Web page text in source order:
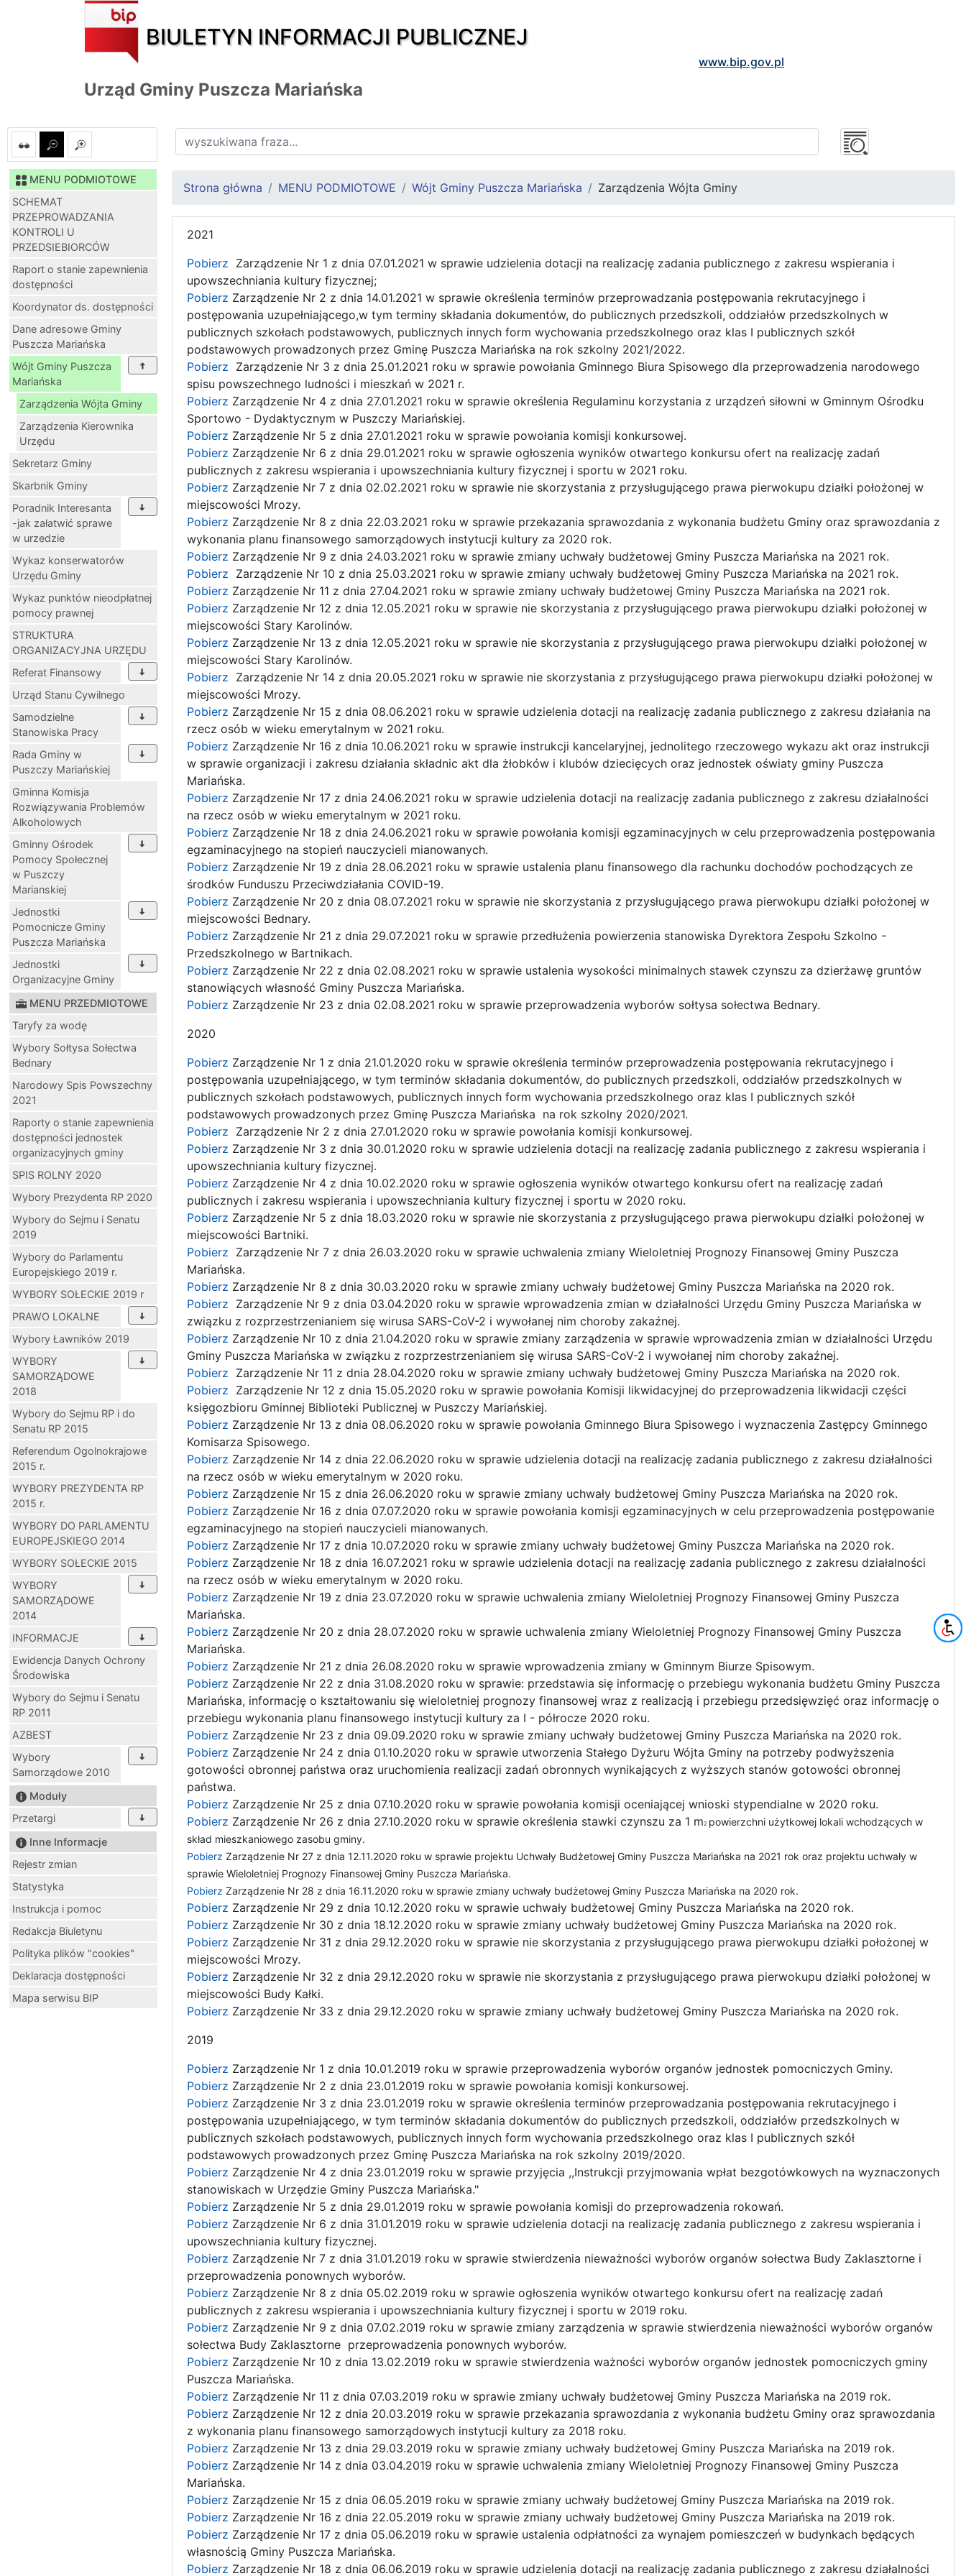
BIULETYN INFORMACJI PUBLICZNEJ
www.bip.gov.pl
Urząd Gminy Puszcza Mariańska
MENU PODMIOTOWE
SCHEMAT
PRZEPROWADZANIA
KONTROLI U
PRZEDSIEBIORCÓW
Raport o stanie zapewnienia
dostępności
Koordynator ds. dostępności
Dane adresowe Gminy
Puszcza Mariańska
Wójt Gminy Puszcza
Mariańska
Zarządzenia Wójta Gminy
Zarządzenia Kierownika
Urzędu
Sekretarz Gminy
Skarbnik Gminy
Poradnik Interesanta
-jak załatwić sprawe
w urzedzie
Wykaz konserwatorów
Urzędu Gminy
Wykaz punktów nieodpłatnej
pomocy prawnej
STRUKTURA
ORGANIZACYJNA URZĘDU
Referat Finansowy
Urząd Stanu Cywilnego
Samodzielne
Stanowiska Pracy
Rada Gminy w
Puszczy Mariańskiej
Gminna Komisja
Rozwiązywania Problemów
Alkoholowych
Gminny Ośrodek
Pomocy Społecznej
w Puszczy
Marianskiej
Jednostki
Pomocnicze Gminy
Puszcza Mariańska
Jednostki
Organizacyjne Gminy
MENU PRZEDMIOTOWE
Taryfy za wodę
Wybory Sołtysa Sołectwa
Bednary
Narodowy Spis Powszechny
2021
Raporty o stanie zapewnienia
dostępności jednostek
organizacyjnych gminy
SPIS ROLNY 2020
Wybory Prezydenta RP 2020
Wybory do Sejmu i Senatu
2019
Wybory do Parlamentu
Europejskiego 2019 r.
WYBORY SOŁECKIE 2019 r
PRAWO LOKALNE
Wybory Ławników 2019
WYBORY
SAMORZĄDOWE
2018
Wybory do Sejmu RP i do
Senatu RP 2015
Referendum Ogolnokrajowe
2015 r.
WYBORY PREZYDENTA RP
2015 r.
WYBORY DO PARLAMENTU
EUROPEJSKIEGO 2014
WYBORY SOŁECKIE 2015
WYBORY
SAMORZĄDOWE
2014
INFORMACJE
Ewidencja Danych Ochrony
Środowiska
Wybory do Sejmu i Senatu
RP 2011
AZBEST
Wybory
Samorządowe 2010
Moduły
Przetargi
Inne Informacje
Rejestr zmian
Statystyka
Instrukcja i pomoc
Redakcja Biuletynu
Polityka plików "cookies"
Deklaracja dostępności
Mapa serwisu BIP
Strona główna MENU PODMIOTOWE Wójt Gminy Puszcza Mariańska Zarządzenia Wójta Gminy
2021
Pobierz Zarządzenie Nr 1 z dnia 07.01.2021 w sprawie udzielenia dotacji na realizację zadania publicznego z zakresu wspierania i
upowszechniania kultury fizycznej;
Pobierz Zarządzenie Nr 2 z dnia 14.01.2021 w sprawie określenia terminów przeprowadzania postępowania rekrutacyjnego i
postępowania uzupełniającego,w tym terminy składania dokumentów, do publicznych przedszkoli, oddziałów przedszkolnych w
publicznych szkołach podstawowych, publicznych innych form wychowania przedszkolnego oraz klas I publicznych szkół
podstawowych prowadzonych przez Gminę Puszcza Mariańska na rok szkolny 2021/2022.
Pobierz Zarządzenie Nr 3 z dnia 25.01.2021 roku w sprawie powołania Gminnego Biura Spisowego dla przeprowadzenia narodowego
spisu powszechnego ludności i mieszkań w 2021 r.
Pobierz Zarządzenie Nr 4 z dnia 27.01.2021 roku w sprawie określenia Regulaminu korzystania z urządzeń siłowni w Gminnym Ośrodku
Sportowo - Dydaktycznym w Puszczy Mariańskiej.
Pobierz Zarządzenie Nr 5 z dnia 27.01.2021 roku w sprawie powołania komisji konkursowej.
Pobierz Zarządzenie Nr 6 z dnia 29.01.2021 roku w sprawie ogłoszenia wyników otwartego konkursu ofert na realizację zadań
publicznych z zakresu wspierania i upowszechniania kultury fizycznej i sportu w 2021 roku.
Pobierz Zarządzenie Nr 7 z dnia 02.02.2021 roku w sprawie nie skorzystania z przysługującego prawa pierwokupu działki położonej w
miejscowości Mrozy.
Pobierz Zarządzenie Nr 8 z dnia 22.03.2021 roku w sprawie przekazania sprawozdania z wykonania budżetu Gminy oraz sprawozdania z
wykonania planu finansowego samorządowych instytucji kultury za 2020 rok.
Pobierz Zarządzenie Nr 9 z dnia 24.03.2021 roku w sprawie zmiany uchwały budżetowej Gminy Puszcza Mariańska na 2021 rok.
Pobierz Zarządzenie Nr 10 z dnia 25.03.2021 roku w sprawie zmiany uchwały budżetowej Gminy Puszcza Mariańska na 2021 rok.
Pobierz Zarządzenie Nr 11 z dnia 27.04.2021 roku w sprawie zmiany uchwały budżetowej Gminy Puszcza Mariańska na 2021 rok.
Pobierz Zarządzenie Nr 12 z dnia 12.05.2021 roku w sprawie nie skorzystania z przysługującego prawa pierwokupu działki położonej w
miejscowości Stary Karolinów.
Pobierz Zarządzenie Nr 13 z dnia 12.05.2021 roku w sprawie nie skorzystania z przysługującego prawa pierwokupu działki położonej w
miejscowości Stary Karolinów.
Pobierz Zarządzenie Nr 14 z dnia 20.05.2021 roku w sprawie nie skorzystania z przysługującego prawa pierwokupu działki położonej w
miejscowości Mrozy.
Pobierz Zarządzenie Nr 15 z dnia 08.06.2021 roku w sprawie udzielenia dotacji na realizację zadania publicznego z zakresu działania na
rzecz osób w wieku emerytalnym w 2021 roku.
Pobierz Zarządzenie Nr 16 z dnia 10.06.2021 roku w sprawie instrukcji kancelaryjnej, jednolitego rzeczowego wykazu akt oraz instrukcji
w sprawie organizacji i zakresu działania składnic akt dla żłobków i klubów dziecięcych oraz jednostek oświaty gminy Puszcza
Mariańska.
Pobierz Zarządzenie Nr 17 z dnia 24.06.2021 roku w sprawie udzielenia dotacji na realizację zadania publicznego z zakresu działalności
na rzecz osób w wieku emerytalnym w 2021 roku.
Pobierz Zarządzenie Nr 18 z dnia 24.06.2021 roku w sprawie powołania komisji egzaminacyjnych w celu przeprowadzenia postępowania
egzaminacyjnego na stopień nauczycieli mianowanych.
Pobierz Zarządzenie Nr 19 z dnia 28.06.2021 roku w sprawie ustalenia planu finansowego dla rachunku dochodów pochodzących ze
środków Funduszu Przeciwdziałania COVID-19.
Pobierz Zarządzenie Nr 20 z dnia 08.07.2021 roku w sprawie nie skorzystania z przysługującego prawa pierwokupu działki położonej w
miejscowości Bednary.
Pobierz Zarządzenie Nr 21 z dnia 29.07.2021 roku w sprawie przedłużenia powierzenia stanowiska Dyrektora Zespołu Szkolno -
Przedszkolnego w Bartnikach.
Pobierz Zarządzenie Nr 22 z dnia 02.08.2021 roku w sprawie ustalenia wysokości minimalnych stawek czynszu za dzierżawę gruntów
stanowiących własność Gminy Puszcza Mariańska.
Pobierz Zarządzenie Nr 23 z dnia 02.08.2021 roku w sprawie przeprowadzenia wyborów sołtysa sołectwa Bednary.
2020
Pobierz Zarządzenie Nr 1 z dnia 21.01.2020 roku w sprawie określenia terminów przeprowadzenia postępowania rekrutacyjnego i
postępowania uzupełniającego, w tym terminów składania dokumentów, do publicznych przedszkoli, oddziałów przedszkolnych w
publicznych szkołach podstawowych, publicznych innych form wychowania przedszkolnego oraz klas I publicznych szkół
podstawowych prowadzonych przez Gminę Puszcza Mariańska na rok szkolny 2020/2021.
Pobierz Zarządzenie Nr 2 z dnia 27.01.2020 roku w sprawie powołania komisji konkursowej.
Pobierz Zarządzenie Nr 3 z dnia 30.01.2020 roku w sprawie udzielenia dotacji na realizację zadania publicznego z zakresu wspierania i
upowszechniania kultury fizycznej.
Pobierz Zarządzenie Nr 4 z dnia 10.02.2020 roku w sprawie ogłoszenia wyników otwartego konkursu ofert na realizację zadań
publicznych i zakresu wspierania i upowszechniania kultury fizycznej i sportu w 2020 roku.
Pobierz Zarządzenie Nr 5 z dnia 18.03.2020 roku w sprawie nie skorzystania z przysługującego prawa pierwokupu działki położonej w
miejscowości Bartniki.
Pobierz Zarządzenie Nr 7 z dnia 26.03.2020 roku w sprawie uchwalenia zmiany Wieloletniej Prognozy Finansowej Gminy Puszcza
Mariańska.
Pobierz Zarządzenie Nr 8 z dnia 30.03.2020 roku w sprawie zmiany uchwały budżetowej Gminy Puszcza Mariańska na 2020 rok.
Pobierz Zarządzenie Nr 9 z dnia 03.04.2020 roku w sprawie wprowadzenia zmian w działalności Urzędu Gminy Puszcza Mariańska w
związku z rozprzestrzenianiem się wirusa SARS-CoV-2 i wywołanej nim choroby zakaźnej.
Pobierz Zarządzenie Nr 10 z dnia 21.04.2020 roku w sprawie zmiany zarządzenia w sprawie wprowadzenia zmian w działalności Urzędu
Gminy Puszcza Mariańska w związku z rozprzestrzenianiem się wirusa SARS-CoV-2 i wywołanej nim choroby zakaźnej.
Pobierz Zarządzenie Nr 11 z dnia 28.04.2020 roku w sprawie zmiany uchwały budżetowej Gminy Puszcza Mariańska na 2020 rok.
Pobierz Zarządzenie Nr 12 z dnia 15.05.2020 roku w sprawie powołania Komisji likwidacyjnej do przeprowadzenia likwidacji części
księgozbioru Gminnej Biblioteki Publicznej w Puszczy Mariańskiej.
Pobierz Zarządzenie Nr 13 z dnia 08.06.2020 roku w sprawie powołania Gminnego Biura Spisowego i wyznaczenia Zastępcy Gminnego
Komisarza Spisowego.
Pobierz Zarządzenie Nr 14 z dnia 22.06.2020 roku w sprawie udzielenia dotacji na realizację zadania publicznego z zakresu działalności
na rzecz osób w wieku emerytalnym w 2020 roku.
Pobierz Zarządzenie Nr 15 z dnia 26.06.2020 roku w sprawie zmiany uchwały budżetowej Gminy Puszcza Mariańska na 2020 rok.
Pobierz Zarządzenie Nr 16 z dnia 07.07.2020 roku w sprawie powołania komisji egzaminacyjnych w celu przeprowadzenia postępowanie
egzaminacyjnego na stopień nauczycieli mianowanych.
Pobierz Zarządzenie Nr 17 z dnia 10.07.2020 roku w sprawie zmiany uchwały budżetowej Gminy Puszcza Mariańska na 2020 rok.
Pobierz Zarządzenie Nr 18 z dnia 16.07.2021 roku w sprawie udzielenia dotacji na realizację zadania publicznego z zakresu działalności
na rzecz osób w wieku emerytalnym w 2020 roku.
Pobierz Zarządzenie Nr 19 z dnia 23.07.2020 roku w sprawie uchwalenia zmiany Wieloletniej Prognozy Finansowej Gminy Puszcza
Mariańska.
Pobierz Zarządzenie Nr 20 z dnia 28.07.2020 roku w sprawie uchwalenia zmiany Wieloletniej Prognozy Finansowej Gminy Puszcza
Mariańska.
Pobierz Zarządzenie Nr 21 z dnia 26.08.2020 roku w sprawie wprowadzenia zmiany w Gminnym Biurze Spisowym.
Pobierz Zarządzenie Nr 22 z dnia 31.08.2020 roku w sprawie: przedstawia się informację o przebiegu wykonania budżetu Gminy Puszcza
Mariańska, informację o kształtowaniu się wieloletniej prognozy finansowej wraz z realizacją i przebiegu przedsięwzięć oraz informację o
przebiegu wykonania planu finansowego instytucji kultury za I - półrocze 2020 roku.
Pobierz Zarządzenie Nr 23 z dnia 09.09.2020 roku w sprawie zmiany uchwały budżetowej Gminy Puszcza Mariańska na 2020 rok.
Pobierz Zarządzenie Nr 24 z dnia 01.10.2020 roku w sprawie utworzenia Stałego Dyżuru Wójta Gminy na potrzeby podwyższenia
gotowości obronnej państwa oraz uruchomienia realizacji zadań obronnych wynikających z wyższych stanów gotowości obronnej
państwa.
Pobierz Zarządzenie Nr 25 z dnia 07.10.2020 roku w sprawie powołania komisji oceniającej wnioski stypendialne w 2020 roku.
Pobierz Zarządzenie Nr 26 z dnia 27.10.2020 roku w sprawie określenia stawki czynszu za 1 m2 powierzchni użytkowej lokali wchodzących w
skład mieszkaniowego zasobu gminy.
Pobierz Zarządzenie Nr 27 z dnia 12.11.2020 roku w sprawie projektu Uchwały Budżetowej Gminy Puszcza Mariańska na 2021 rok oraz projektu uchwały w
sprawie Wieloletniej Prognozy Finansowej Gminy Puszcza Mariańska.
Pobierz Zarządzenie Nr 28 z dnia 16.11.2020 roku w sprawie zmiany uchwały budżetowej Gminy Puszcza Mariańska na 2020 rok.
Pobierz Zarządzenie Nr 29 z dnia 10.12.2020 roku w sprawie uchwały budżetowej Gminy Puszcza Mariańska na 2020 rok.
Pobierz Zarządzenie Nr 30 z dnia 18.12.2020 roku w sprawie zmiany uchwały budżetowej Gminy Puszcza Mariańska na 2020 rok.
Pobierz Zarządzenie Nr 31 z dnia 29.12.2020 roku w sprawie nie skorzystania z przysługującego prawa pierwokupu działki położonej w
miejscowości Mrozy.
Pobierz Zarządzenie Nr 32 z dnia 29.12.2020 roku w sprawie nie skorzystania z przysługującego prawa pierwokupu działki położonej w
miejscowości Budy Kałki.
Pobierz Zarządzenie Nr 33 z dnia 29.12.2020 roku w sprawie zmiany uchwały budżetowej Gminy Puszcza Mariańska na 2020 rok.
2019
Pobierz Zarządzenie Nr 1 z dnia 10.01.2019 roku w sprawie przeprowadzenia wyborów organów jednostek pomocniczych Gminy.
Pobierz Zarządzenie Nr 2 z dnia 23.01.2019 roku w sprawie powołania komisji konkursowej.
Pobierz Zarządzenie Nr 3 z dnia 23.01.2019 roku w sprawie określenia terminów przeprowadzania postępowania rekrutacyjnego i
postępowania uzupełniającego, w tym terminów składania dokumentów do publicznych przedszkoli, oddziałów przedszkolnych w
publicznych szkołach podstawowych, publicznych innych form wychowania przedszkolnego oraz klas I publicznych szkół
podstawowych prowadzonych przez Gminę Puszcza Mariańska na rok szkolny 2019/2020.
Pobierz Zarządzenie Nr 4 z dnia 23.01.2019 roku w sprawie przyjęcia ,,Instrukcji przyjmowania wpłat bezgotówkowych na wyznaczonych
stanowiskach w Urzędzie Gminy Puszcza Mariańska."
Pobierz Zarządzenie Nr 5 z dnia 29.01.2019 roku w sprawie powołania komisji do przeprowadzenia rokowań.
Pobierz Zarządzenie Nr 6 z dnia 31.01.2019 roku w sprawie udzielenia dotacji na realizację zadania publicznego z zakresu wspierania i
upowszechniania kultury fizycznej.
Pobierz Zarządzenie Nr 7 z dnia 31.01.2019 roku w sprawie stwierdzenia nieważności wyborów organów sołectwa Budy Zaklasztorne i
przeprowadzenia ponownych wyborów.
Pobierz Zarządzenie Nr 8 z dnia 05.02.2019 roku w sprawie ogłoszenia wyników otwartego konkursu ofert na realizację zadań
publicznych z zakresu wspierania i upowszechniania kultury fizycznej i sportu w 2019 roku.
Pobierz Zarządzenie Nr 9 z dnia 07.02.2019 roku w sprawie zmiany zarządzenia w sprawie stwierdzenia nieważności wyborów organów
sołectwa Budy Zaklasztorne przeprowadzenia ponownych wyborów.
Pobierz Zarządzenie Nr 10 z dnia 13.02.2019 roku w sprawie stwierdzenia ważności wyborów organów jednostek pomocniczych gminy
Puszcza Mariańska.
Pobierz Zarządzenie Nr 11 z dnia 07.03.2019 roku w sprawie zmiany uchwały budżetowej Gminy Puszcza Mariańska na 2019 rok.
Pobierz Zarządzenie Nr 12 z dnia 20.03.2019 roku w sprawie przekazania sprawozdania z wykonania budżetu Gminy oraz sprawozdania
z wykonania planu finansowego samorządowych instytucji kultury za 2018 roku.
Pobierz Zarządzenie Nr 13 z dnia 29.03.2019 roku w sprawie zmiany uchwały budżetowej Gminy Puszcza Mariańska na 2019 rok.
Pobierz Zarządzenie Nr 14 z dnia 03.04.2019 roku w sprawie uchwalenia zmiany Wieloletniej Prognozy Finansowej Gminy Puszcza
Mariańska.
Pobierz Zarządzenie Nr 15 z dnia 06.05.2019 roku w sprawie zmiany uchwały budżetowej Gminy Puszcza Mariańska na 2019 rok.
Pobierz Zarządzenie Nr 16 z dnia 22.05.2019 roku w sprawie zmiany uchwały budżetowej Gminy Puszcza Mariańska na 2019 rok.
Pobierz Zarządzenie Nr 17 z dnia 05.06.2019 roku w sprawie ustalenia odpłatności za wynajem pomieszczeń w budynkach będących
własnością Gminy Puszcza Mariańska.
Pobierz Zarządzenie Nr 18 z dnia 06.06.2019 roku w sprawie udzielenia dotacji na realizację zadania publicznego z zakresu działalności